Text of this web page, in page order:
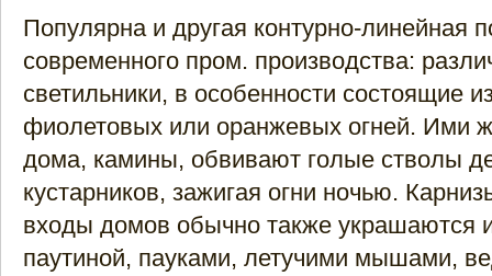
Популярна и другая контурно-линейная
современного пром. производства:
светильники, в особенности состоящие
фиолетовых или оранжевых огней. Ими
дома, камины, обвивают голые стволы
кустарников, зажигая огни ночью.
входы домов обычно также украшаются
паутиной, пауками, летучими мышами,